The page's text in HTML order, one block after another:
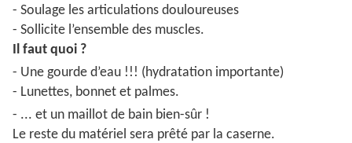
- Soulage les articulations douloureuses
- Sollicite l’ensemble des muscles.
Il faut quoi ?
- Une gourde d’eau !!! (hydratation importante)
- Lunettes, bonnet et palmes.
- ... et un maillot de bain bien-sûr !
Le reste du matériel sera prêté par la caserne.